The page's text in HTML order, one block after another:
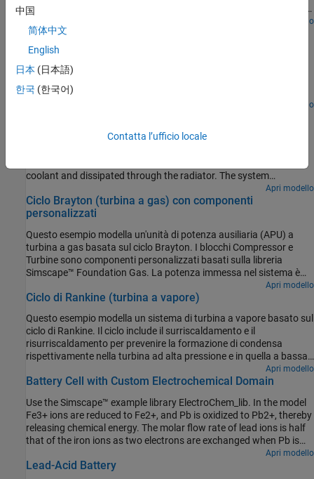
current source, and then delivers a pulse of current to a load. The
is possible directly from the current source. The library contains
capacitor models with different levels of fidelity to allow
exploration of the effect of losses and nonlinearity.
Apri modello
Transmission Line
A lumped parameter transmission line model. It is built from a
custom Simscape™ component that defines a single T-section
0.1m, thereby modeling a 5m length of coaxial cable. The
Apri modello
Model a basic engine cooling system using custom thermal liquid
coolant and dissipated through the radiator. The system
temperature is regulated by the thermostat, which diverts flow to
the radiator only when the temperature is above a threshold.
Apri modello
Ciclo Brayton (turbina a gas) con componenti
personalizzati
Questo esempio modella un'unità di potenza ausiliaria (APU) a
turbina a gas basata sul ciclo Brayton. I blocchi Compressor e
Turbine sono componenti personalizzati basati sulla libreria
Simscape™ Foundation Gas. La potenza immessa nel sistema è
rappresentata dall'iniezione di calore nel combustore; l'effettiva
chimica della combustione non viene modellata. Un singolo albero
generata dalla turbina azioni il compressore. L'unità di potenza
ausiliaria (APU) che espande ulteriormente il flusso di scarico per
generare potenza in uscita.
Apri modello
Ciclo di Rankine (turbina a vapore)
Questo esempio modella un sistema di turbina a vapore basato sul
ciclo di Rankine. Il ciclo include il surriscaldamento e il
risurriscaldamento per prevenire la formazione di condensa
rispettivamente nella turbina ad alta pressione e in quella a bassa
pressione. Il ciclo include anche la rigenerazione facendo passare il
vapore estratto attraverso riscaldatori chiusi dell'acqua di
ciclo.
Apri modello
Battery Cell with Custom Electrochemical Domain
Use the Simscape™ example library ElectroChem_lib. In the model
Fe3+ ions are reduced to Fe2+, and Pb is oxidized to Pb2+, thereby
releasing chemical energy. The molar flow rate of lead ions is half
that of the iron ions as two electrons are exchanged when Pb is
oxidized to Pb2+. The chemical potential of the Pb source is by
convention zero as it is a solid.
Apri modello
Lead-Acid Battery
中国
简体中文
English
日本 (日本語)
한국 (한국어)
Contatta l’ufficio locale